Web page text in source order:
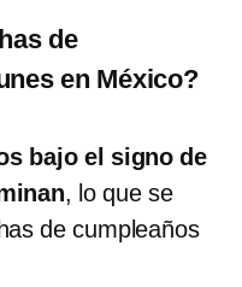
de
en México?
bajo el signo de
, lo que se
de cumpleaños